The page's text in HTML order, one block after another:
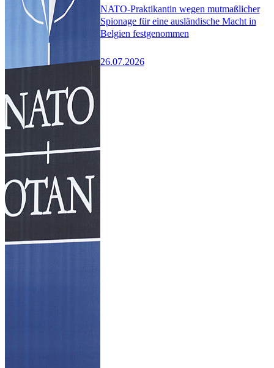
NATO-Praktikantin wegen mutmaßlicher
Spionage für eine ausländische Macht in
Belgien festgenommen
26.07.2026